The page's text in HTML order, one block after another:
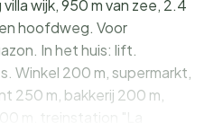
wijk, 950 m van zee, 2.4
hoofdweg. Voor
In het huis: lift.
Winkel 200 m, supermarkt,
250 m, bakkerij 200 m,
m, treinstation "La